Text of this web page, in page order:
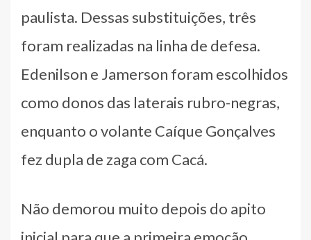
paulista. Dessas substituições, três
foram realizadas na linha de defesa.
Edenilson e Jamerson foram escolhidos
como donos das laterais rubro-negras,
enquanto o volante Caíque Gonçalves
fez dupla de zaga com Cacá.
Não demorou muito depois do apito